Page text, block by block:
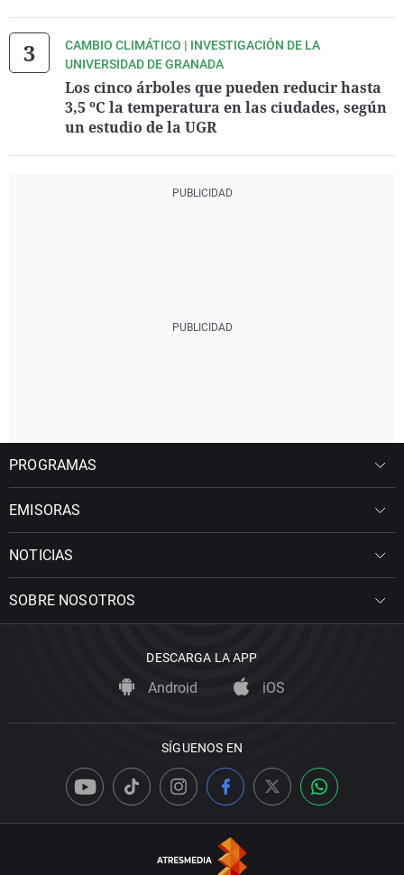
CAMBIO CLIMÁTICO | INVESTIGACIÓN DE LA
UNIVERSIDAD DE GRANADA
Los cinco árboles que pueden reducir hasta
3,5 ºC la temperatura en las ciudades, según
un estudio de la UGR
PROGRAMAS
EMISORAS
NOTICIAS
SOBRE NOSOTROS
DESCARGA LA APP
Android iOS
SÍGUENOS EN